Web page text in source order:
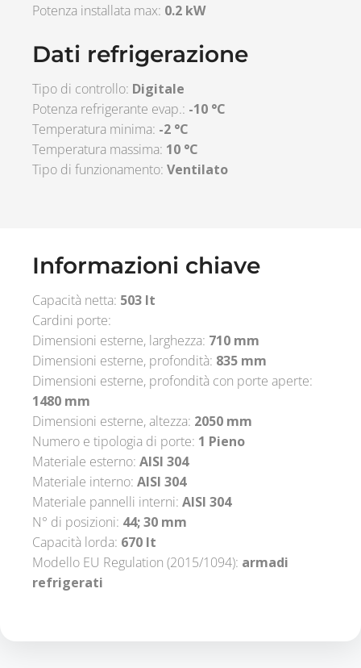
Potenza installata max: 0.2 kW
Dati refrigerazione
Tipo di controllo: Digitale
Potenza refrigerante evap.: -10 °C
Temperatura minima: -2 °C
Temperatura massima: 10 °C
Tipo di funzionamento: Ventilato
Informazioni chiave
Capacità netta: 503 lt
Cardini porte:
Dimensioni esterne, larghezza: 710 mm
Dimensioni esterne, profondità: 835 mm
Dimensioni esterne, profondità con porte aperte:
1480 mm
Dimensioni esterne, altezza: 2050 mm
Numero e tipologia di porte: 1 Pieno
Materiale esterno: AISI 304
Materiale interno: AISI 304
Materiale pannelli interni: AISI 304
N° di posizioni: 44; 30 mm
Capacità lorda: 670 lt
Modello EU Regulation (2015/1094): armadi
refrigerati